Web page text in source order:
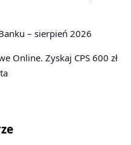
– sierpień 2026
Online. Zyskaj CPS 600 zł